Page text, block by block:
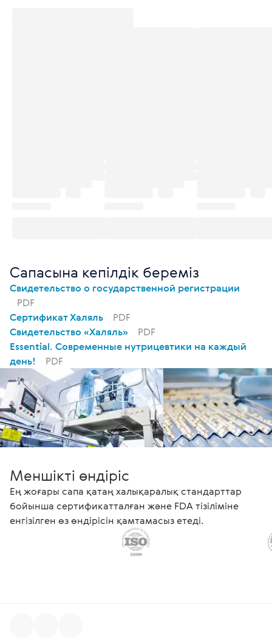
Сапасына кепілдік береміз
Свидетельство о государственной регистрации
PDF
Сертификат Халяль
PDF
Свидетельство «Халяль»
PDF
Essential. Современные нутрицевтики на каждый
день!
PDF
Меншікті өндіріс
Ең жоғары сапа қатаң халықаралық стандарттар
бойынша сертификатталған және FDA тізіліміне
енгізілген өз өндірісін қамтамасыз етеді.